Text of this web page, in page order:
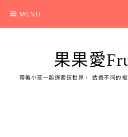
content
MENU
果果愛
帶著小孩一起探索這世界， 透過不同的